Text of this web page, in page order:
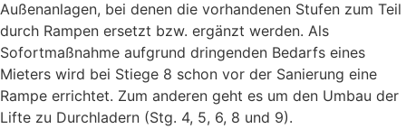
Außenanlagen, bei denen die vorhandenen Stufen zum Teil
durch Rampen ersetzt bzw. ergänzt werden. Als
Sofortmaßnahme aufgrund dringenden Bedarfs eines
Mieters wird bei Stiege 8 schon vor der Sanierung eine
Rampe errichtet. Zum anderen geht es um den Umbau der
Lifte zu Durchladern (Stg. 4, 5, 6, 8 und 9).